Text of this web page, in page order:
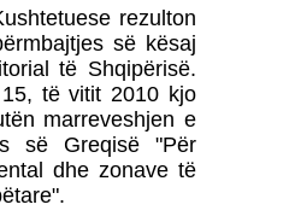
rezulton
së kësaj
të Shqipërisë.
të vitit 2010 kjo
marreveshjen e
së Greqisë "Për
dhe zonave të